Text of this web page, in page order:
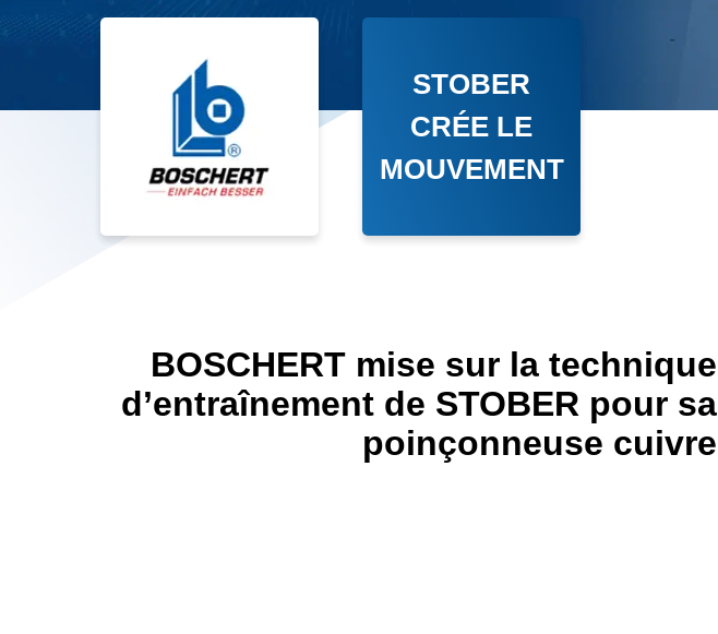
STOBER
CRÉE LE
MOUVEMENT
BOSCHERT mise sur la technique
d’entraînement de STOBER pour sa
poinçonneuse cuivre